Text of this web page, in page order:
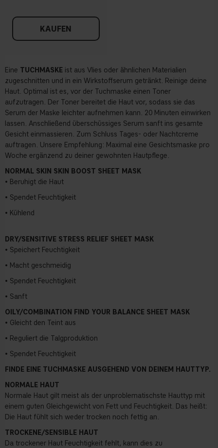
KAUFEN
Eine TUCHMASKE ist aus Vlies oder ähnlichen Materialien
zugeschnitten und in ein Wirkstoffserum getränkt. Reinige deine
Haut. Optimal ist es, vor der Tuchmaske einen Toner
aufzutragen. Der Toner bereitet die Haut vor, sodass sie das
Serum der Maske leichter aufnehmen kann. 20 Minuten einwirken
lassen. Anschließend überschüssiges Serum sanft ins gesamte
Gesicht einmassieren. Zum Schluss Tages- oder Nachtcreme
auftragen. Unsere Empfehlung: Maximal eine Gesichtsmaske pro
Woche ergänzend zu deiner gewohnten Hautpflege.
NORMAL SKIN SKIN BOOST SHEET MASK
• Beruhigt die Haut
• Spendet Feuchtigkeit
• Kühlend
DRY/SENSITIVE STRESS RELIEF SHEET MASK
• Speichert Feuchtigkeit
• Macht geschmeidig
• Spendet Feuchtigkeit
• Sanft
OILY/COMBINATION FIND YOUR BALANCE SHEET MASK
• Gleicht den Teint aus
• Reguliert die Talgproduktion
• Spendet Feuchtigkeit
FINDE EINE TUCHMASKE AUSGEHEND VON DEINEM HAUTTYP.
NORMALE HAUT
Normale Haut gilt meist als der unproblematischste Hauttyp mit
einem guten Gleichgewicht von Fett und Feuchtigkeit. Das heißt:
Die Haut fühlt sich weder trocken noch fettig an.
TROCKENE/SENSIBLE HAUT
Da trockener Haut Feuchtigkeit fehlt, kann dies zu